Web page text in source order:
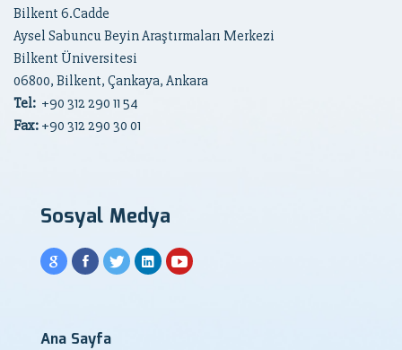
Bilkent 6.Cadde
Aysel Sabuncu Beyin Araştırmaları Merkezi
Bilkent Üniversitesi
06800, Bilkent, Çankaya, Ankara
Tel: +90 312 290 11 54
Fax: +90 312 290 30 01
Sosyal Medya
Ana Sayfa